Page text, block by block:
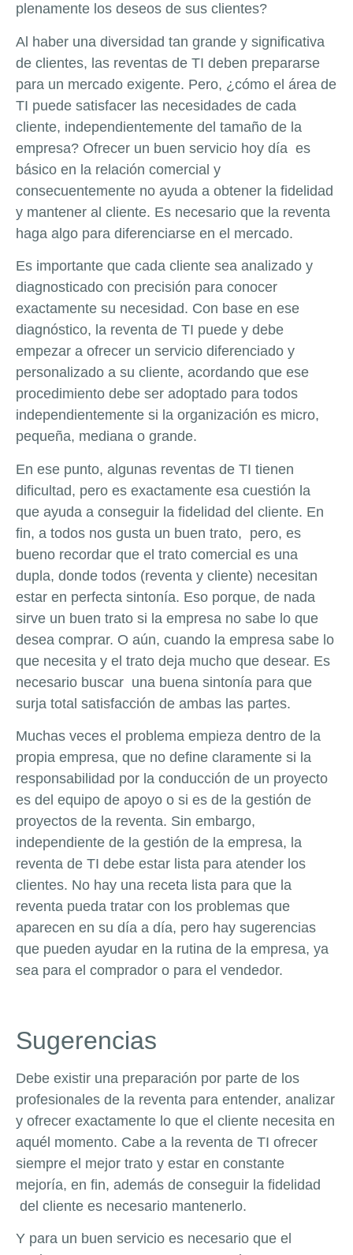
plenamente los deseos de sus clientes?
Al haber una diversidad tan grande y significativa
de clientes, las reventas de TI deben prepararse
para un mercado exigente. Pero, ¿cómo el área de
TI puede satisfacer las necesidades de cada
cliente, independientemente del tamaño de la
empresa? Ofrecer un buen servicio hoy día es
básico en la relación comercial y
consecuentemente no ayuda a obtener la fidelidad
y mantener al cliente. Es necesario que la reventa
haga algo para diferenciarse en el mercado.
Es importante que cada cliente sea analizado y
diagnosticado con precisión para conocer
exactamente su necesidad. Con base en ese
diagnóstico, la reventa de TI puede y debe
empezar a ofrecer un servicio diferenciado y
personalizado a su cliente, acordando que ese
procedimiento debe ser adoptado para todos
independientemente si la organización es micro,
pequeña, mediana o grande.
En ese punto, algunas reventas de TI tienen
dificultad, pero es exactamente esa cuestión la
que ayuda a conseguir la fidelidad del cliente. En
fin, a todos nos gusta un buen trato, pero, es
bueno recordar que el trato comercial es una
dupla, donde todos (reventa y cliente) necesitan
estar en perfecta sintonía. Eso porque, de nada
sirve un buen trato si la empresa no sabe lo que
desea comprar. O aún, cuando la empresa sabe lo
que necesita y el trato deja mucho que desear. Es
necesario buscar una buena sintonía para que
surja total satisfacción de ambas las partes.
Muchas veces el problema empieza dentro de la
propia empresa, que no define claramente si la
responsabilidad por la conducción de un proyecto
es del equipo de apoyo o si es de la gestión de
proyectos de la reventa. Sin embargo,
independiente de la gestión de la empresa, la
reventa de TI debe estar lista para atender los
clientes. No hay una receta lista para que la
reventa pueda tratar con los problemas que
aparecen en su día a día, pero hay sugerencias
que pueden ayudar en la rutina de la empresa, ya
sea para el comprador o para el vendedor.
Sugerencias
Debe existir una preparación por parte de los
profesionales de la reventa para entender, analizar
y ofrecer exactamente lo que el cliente necesita en
aquél momento. Cabe a la reventa de TI ofrecer
siempre el mejor trato y estar en constante
mejoría, en fin, además de conseguir la fidelidad
del cliente es necesario mantenerlo.
Y para un buen servicio es necesario que el